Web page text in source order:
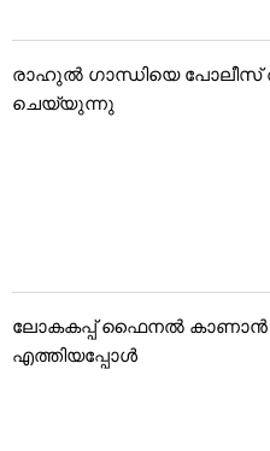
രാഹുൽ ഗാന്ധിയെ പോലീസ്
ചെയ്യുന്നു
ലോകകപ്പ് ഫൈനൽ
എത്തിയപ്പോൾ